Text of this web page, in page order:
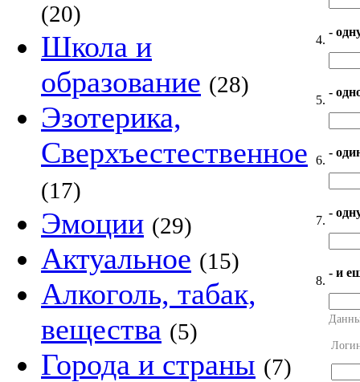
(20)
Школа и
образование (28)
Эзотерика,
Сверхъестественное
(17)
Эмоции (29)
Актуальное (15)
Алкоголь, табак,
вещества (5)
Города и страны (7)
4.
-
5.
-
6.
-
7.
-
8.
- и